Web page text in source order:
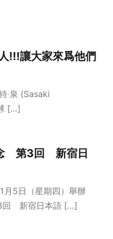
!!!讓大家來爲他們
‧泉 (Sasaki
[…]
第3回 新宿日
月5日（星期四）舉辦
回 新宿日本語 […]